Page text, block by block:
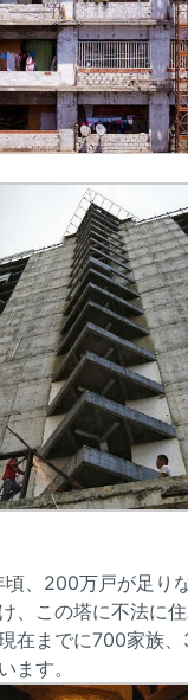
、200万戸が足り
、この塔に不法に
在までに700家族
ます。